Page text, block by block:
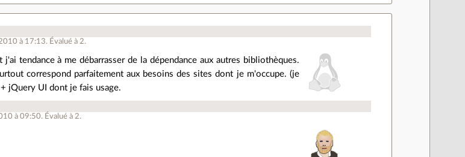
à 17:13. Évalué à 2.
tendance à me débarrasser de la dépendance aux autres bibliothèques.
correspond parfaitement aux besoins des sites dont je m'occupe. (je
jQuery UI dont je fais usage.
à 09:50. Évalué à 2.